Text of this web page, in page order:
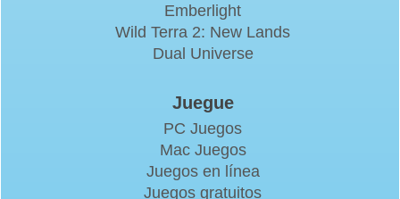
Emberlight
Wild Terra 2: New Lands
Dual Universe
Juegue
PC Juegos
Mac Juegos
Juegos en línea
Juegos gratuitos